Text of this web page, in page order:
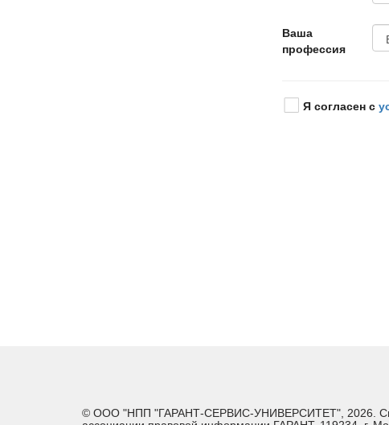
аша
профессия
Я согласен с
© ООО "НПП "ГАРАНТ-СЕРВИС-УНИВЕРСИТЕТ", 2026.